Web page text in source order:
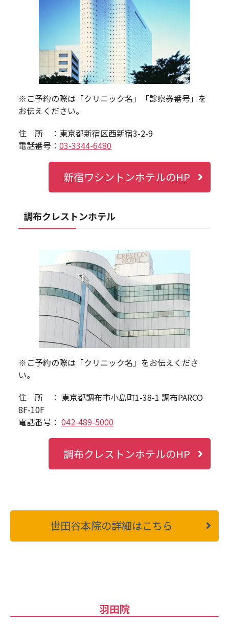
※ご予約の際は「クリニック名」「診察券番号」を
お伝えください。
住 所 ：東京都新宿区西新宿3-2-9
電話番号： 03-3344-6480
新宿ワシントンホテルのHP
調布クレストンホテル
※ご予約の際は「クリニック名」をお伝えくださ
い。
住 所 ： 東京都調布市小島町1-38-1 調布PARCO
8F-10F
電話番号： 042-489-5000
調布クレストンホテルのHP
世田谷本院の詳細はこちら
羽田院